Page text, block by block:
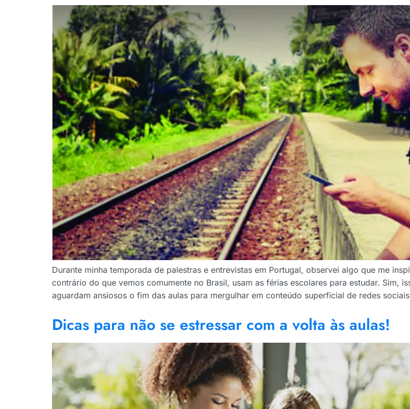
Durante minha temporada de palestras e entrevistas em Portugal, observei algo que me
contrário do que vemos comumente no Brasil, usam as férias escolares para estudar. Sim,
aguardam ansiosos o fim das aulas para mergulhar em conteúdo superficial de redes
Dicas para não se estressar com a volta às aulas!